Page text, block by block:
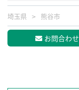
埼玉県 熊谷市
お問合わせ